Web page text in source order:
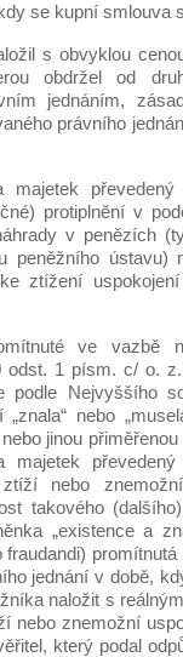
se kupní smlouva
s obvyklou
obdržel od
jednáním,
právního
převedený
protiplnění v
v penězích
peněžního ústavu)
ztížení
ve vazbě
odst. 1 písm. c/ o.
podle Nejvyššího
nebo
jinou
převedený
nebo
takového
„existence a
jednání v době,
naložit s
nebo znemožní
který podal